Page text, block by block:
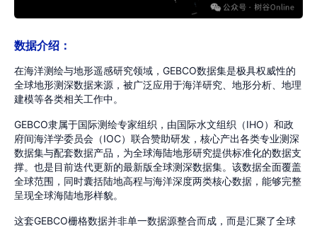
数据介绍：
在海洋测绘与地形遥感研究领域，GEBCO数据集是极具权威性的
全球地形测深数据来源，被广泛应用于海洋研究、地形分析、地理
建模等各类相关工作中。
GEBCO隶属于国际测绘专家组织，由国际水文组织（IHO）和政
府间海洋学委员会（IOC）联合赞助研发，核心产出各类专业测深
数据集与配套数据产品，为全球海陆地形研究提供标准化的数据支
撑。也是目前迭代更新的最新版全球测深数据集。该数据全面覆盖
全球范围，同时囊括陆地高程与海洋深度两类核心数据，能够完整
呈现全球海陆地形样貌。
这套GEBCO栅格数据并非单一数据源整合而成，而是汇聚了全球